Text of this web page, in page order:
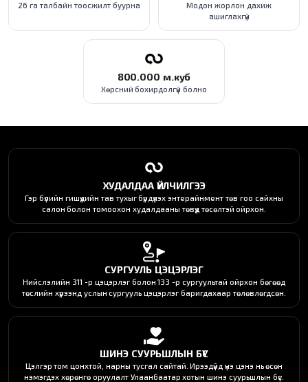
26 га талбайн тоосжилт буурна
Модон жорлон дахиж
ашиглахгүй
800.000 м.куб
Хөрсний бохирдолгүй болно
ХУДАЛДАА ҮЙЛЧИЛГЭЭ
Гэр бүлийн гишүүдийн тав тухыг бүрдүүлэх энтерайнмент төв гоо сайхны
салон болон томоохон худалдааны төвүүд төсөлтэй ойрхон.
СУРГУУЛЬ ЦЭЦЭРЛЭГ
Нийслэлийн 311 -р цэцэрлэг болон 133 -р сургуультай ойрхон бөгөөд
төслийн хүрээнд услын сургууль цэцэрлэг баригдахаар төлөвлөгдсөн.
ШИНЭ СУУРЬШЛЫН БҮС
Цэлгэр том цонхтой, нарны тусгал сайтай. Ирээдүйд үнэ цэнэ нь өсөн
нэмэгдэх хөрөнгө оруулалт Улаанбаатар хотын шинэ суурьшлын бүс.